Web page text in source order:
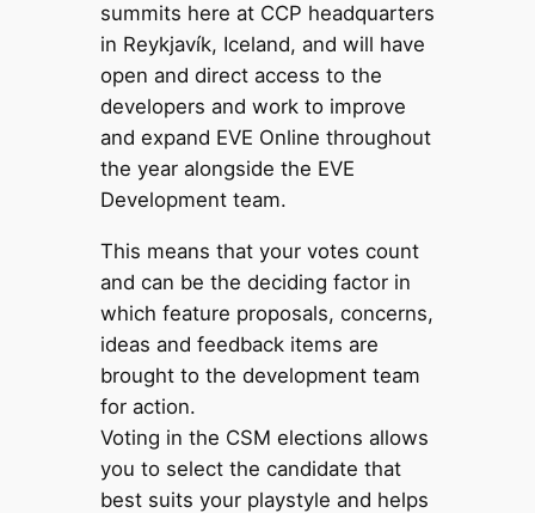
summits here at CCP headquarters
in Reykjavík, Iceland, and will have
open and direct access to the
developers and work to improve
and expand EVE Online throughout
the year alongside the EVE
Development team.
This means that your votes count
and can be the deciding factor in
which feature proposals, concerns,
ideas and feedback items are
brought to the development team
for action.
Voting in the CSM elections allows
you to select the candidate that
best suits your playstyle and helps